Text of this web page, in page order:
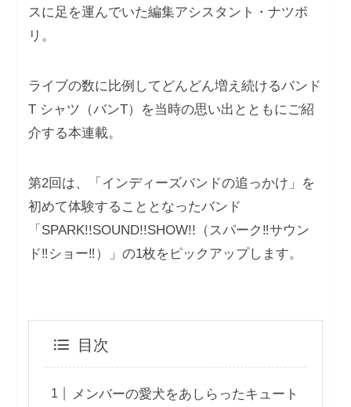
スに⾜を運んでいた編集アシスタント・ナツボ
リ。
ライブの数に⽐例してどんどん増え続けるバンド
T シャツ（バンT）を当時の思い出とともにご紹
介する本連載。
第2回は、「インディーズバンドの追っかけ」を
初めて体験することとなったバンド
「SPARK!!SOUND!!SHOW!!（スパーク‼サウン
ド‼ショー‼）」の1枚をピックアップします。
目次
メンバーの愛⽝をあしらったキュート